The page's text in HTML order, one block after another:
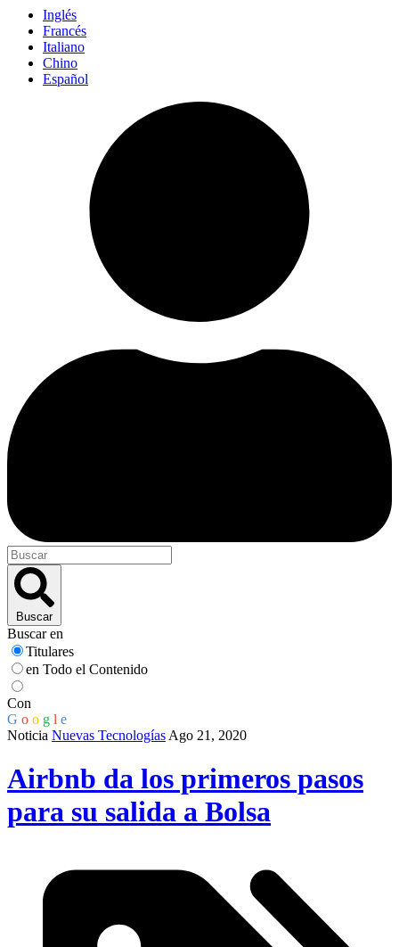
Inglés
Francés
Italiano
Chino
Español
Buscar
Buscar en
Titulares
en Todo el Contenido
Con
G o o g l e
Noticia Nuevas Tecnologías Ago 21, 2020
Airbnb da los primeros pasos
para su salida a Bolsa